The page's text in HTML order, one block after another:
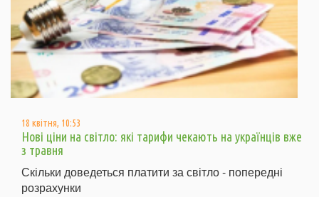
18 квітня, 10:53
Нові ціни на світло: які тарифи чекають на українців вже
з травня
Скільки доведеться платити за світло - попередні
розрахунки